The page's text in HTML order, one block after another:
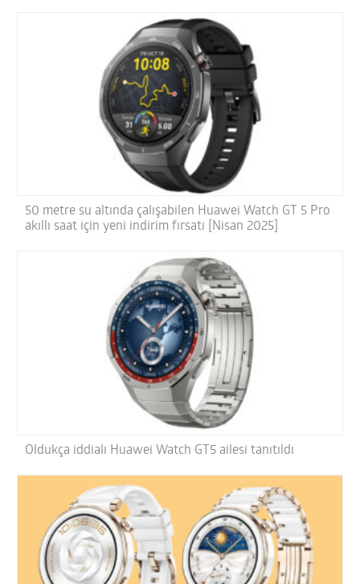
50 metre su altında çalışabilen Huawei Watch GT 5 Pro
akıllı saat için yeni indirim fırsatı [Nisan 2025]
Oldukça iddialı Huawei Watch GT5 ailesi tanıtıldı